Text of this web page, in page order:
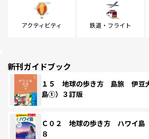
アクティビティ 鉄道・フライト
新刊ガイドブック
１５ 地球の歩き方 島旅 伊豆
島①）３訂版
Ｃ０２ 地球の歩き方 ハワイ島
８